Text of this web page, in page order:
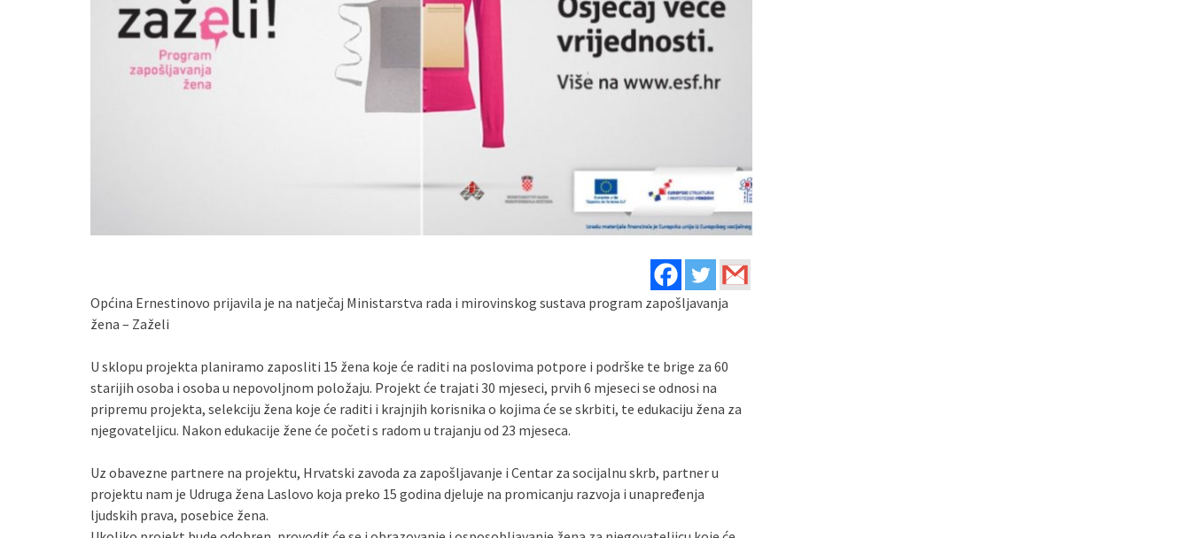
Općina Ernestinovo prijavila je na natječaj Ministarstva rada i mirovinskog sustava program zapošljavanja
žena – Zaželi
U sklopu projekta planiramo zaposliti 15 žena koje će raditi na poslovima potpore i podrške te brige za 60
starijih osoba i osoba u nepovoljnom položaju. Projekt će trajati 30 mjeseci, prvih 6 mjeseci se odnosi na
pripremu projekta, selekciju žena koje će raditi i krajnjih korisnika o kojima će se skrbiti, te edukaciju žena za
njegovateljicu. Nakon edukacije žene će početi s radom u trajanju od 23 mjeseca.
Uz obavezne partnere na projektu, Hrvatski zavoda za zapošljavanje i Centar za socijalnu skrb, partner u
projektu nam je Udruga žena Laslovo koja preko 15 godina djeluje na promicanju razvoja i unapređenja
ljudskih prava, posebice žena.